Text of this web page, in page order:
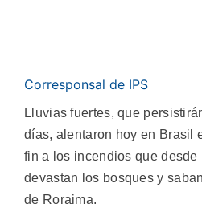
Corresponsal de IPS
Lluvias fuertes, que
días, alentaron hoy en Brasil
fin a los incendios que desde
devastan los bosques y
de Roraima.